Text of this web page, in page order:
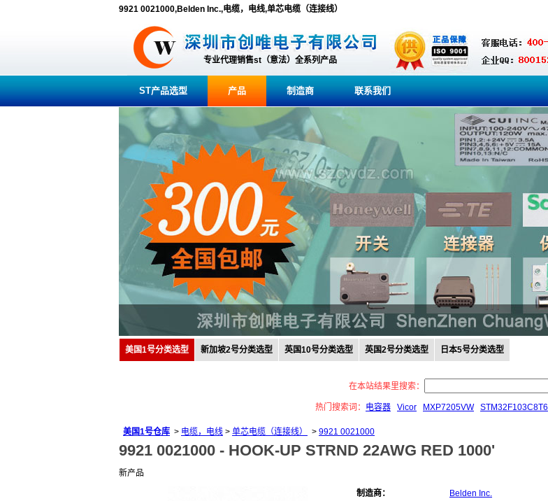
9921 0021000,Belden Inc.,电缆，电线,单芯电缆（连接线）
专业代理销售st（意法）全系列产品
ST产品选型 产品 制造商 联系我们
美国1号分类选型 新加坡2号分类选型 英国10号分类选型 英国2号分类选型 日本5号分类选型
在本站结果里搜索：
热门搜索词： 电容器 Vicor MXP7205VW STM32F103C8T6
美国1号仓库 > 电缆，电线 > 单芯电缆（连接线） > 9921 0021000
9921 0021000 - HOOK-UP STRND 22AWG RED 1000'
新产品
制造商：
Belden Inc.